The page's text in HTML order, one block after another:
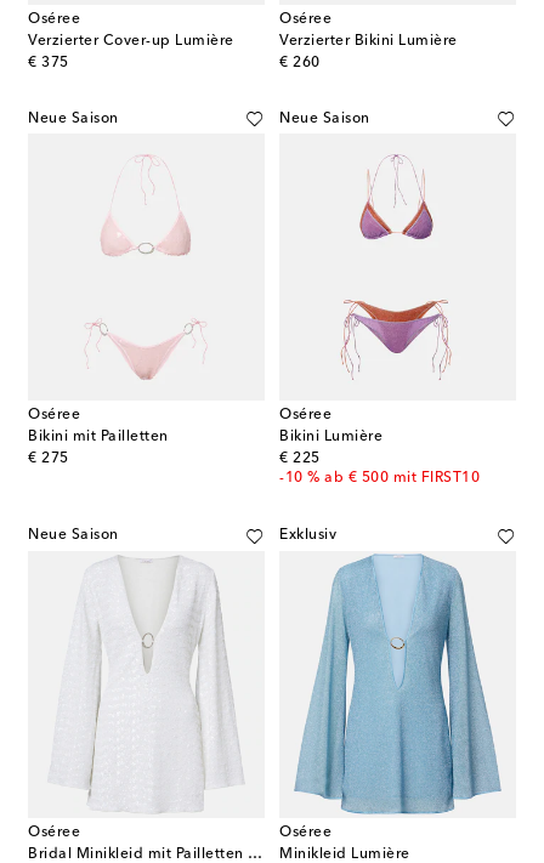
Oséree
Verzierter Cover-up Lumière
€ 375
original price
Oséree
Verzierter Bikini Lumière
€ 260
original price
Neue Saison
Oséree
Bikini mit Pailletten
€ 275
original price
Neue Saison
Oséree
Bikini Lumière
€ 225
original price
-10 % ab € 500 mit FIRST10
Neue Saison
Oséree
Bridal Minikleid mit Pailletten und Kristallen
Exklusiv
Oséree
Minikleid Lumière